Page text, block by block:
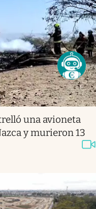
una avioneta
y murieron 13